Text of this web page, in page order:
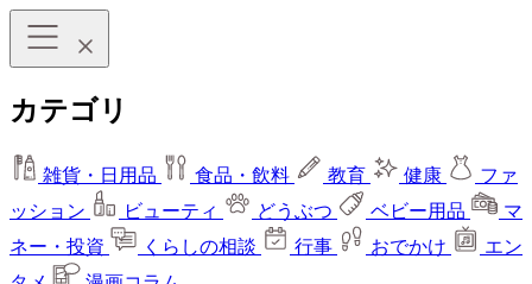
カテゴリ
雑貨・日用品 食品・飲料 教育 健康
ファ
ッション
ビューティ どうぶつ ベビー用品
マ
ネー・投資
くらしの相談 行事 おでかけ
エン